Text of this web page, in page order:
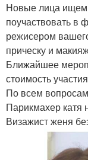
Новые лица
поучаствовать в
режисером
прическу и
Ближайшее
стоимость
По всем
Парикмахер катя
Визажист женя